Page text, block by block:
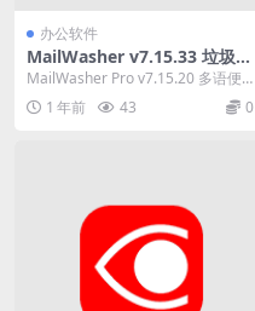
办公软件
MailWasher v7.15.33 垃圾邮
件过滤软件多语便携版
MailWasher Pro v7.15.20 多语便
携版是一款高效的电子邮件过...
1 年前 43 0